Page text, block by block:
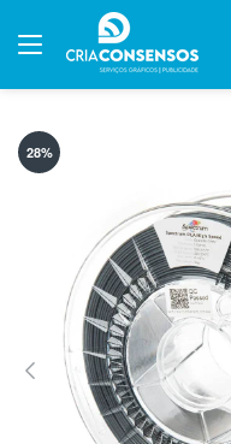
28%